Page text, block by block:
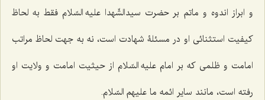
و ابراز اندوه و ماتم بر حضرت سیدالشّهدا علیه السّلام فقط به لحاظ
کیفیت استثنائی او در مسئلۀ شهادت است، نه به جهت لحاظ مراتب
امامت و ظلمی که بر امام علیه السّلام از حیثیت امامت و ولایت او
رفته است، مانند سایر ائمه ما علیهم السّلام.